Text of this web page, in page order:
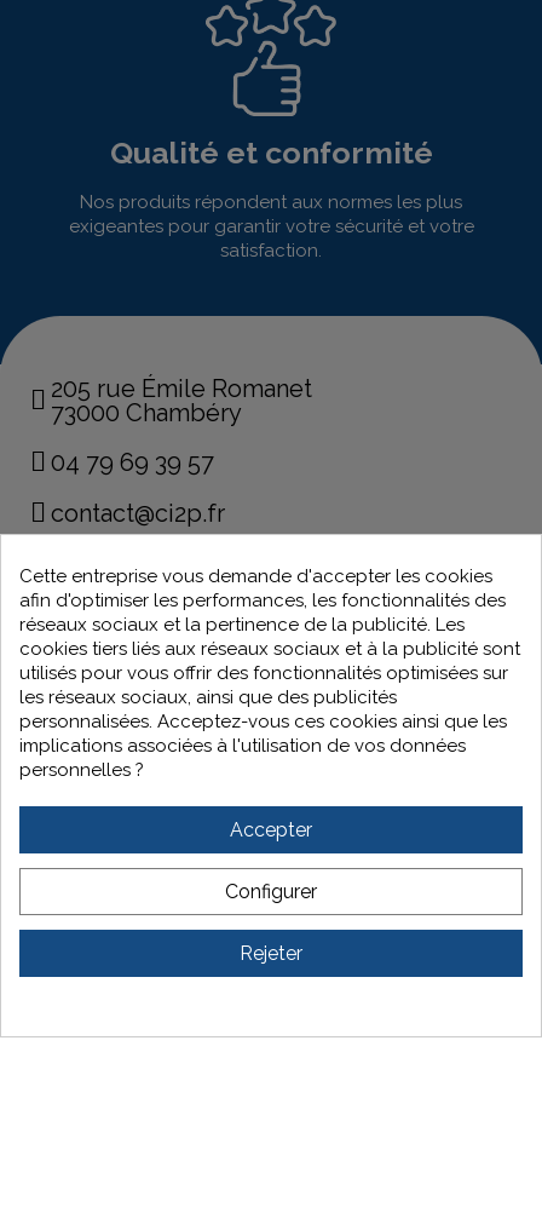
Qualité et conformité
Nos produits répondent aux normes les plus
exigeantes pour garantir votre sécurité et votre
satisfaction.
205 rue Émile Romanet
73000 Chambéry
04 79 69 39 57
contact@ci2p.fr
32 rue de la Paix
38160 Echirolles
04 76 51 30 82
grenoble@ci2p.fr
2 rue de varsovie
34350 Vendres
Mentions Légales|Politique de confidentialité| © CI2P | Tous droits
Cette entreprise vous demande d'accepter les cookies
afin d'optimiser les performances, les fonctionnalités des
réseaux sociaux et la pertinence de la publicité. Les
cookies tiers liés aux réseaux sociaux et à la publicité sont
utilisés pour vous offrir des fonctionnalités optimisées sur
les réseaux sociaux, ainsi que des publicités
personnalisées. Acceptez-vous ces cookies ainsi que les
implications associées à l'utilisation de vos données
personnelles ?
Accepter
Configurer
Rejeter